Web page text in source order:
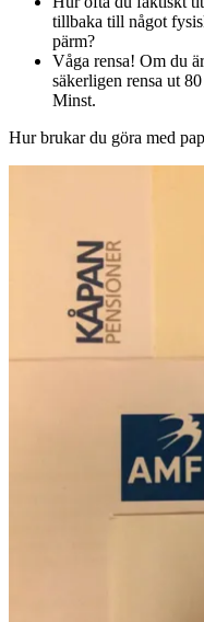
tillbaka till något
pärm?
Våga rensa! Om du
säkerligen rensa ut
Minst.
Hur brukar du göra med